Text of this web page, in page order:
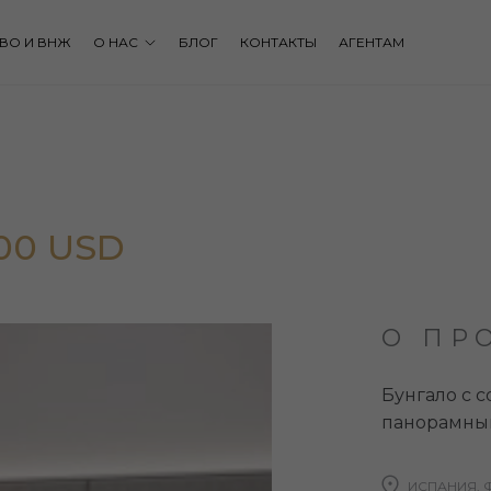
И ВНЖ О НАС БЛОГ КОНТАКТЫ АГЕНТАМ
USD
О
Бунгало с
ИСПАНИЯ,